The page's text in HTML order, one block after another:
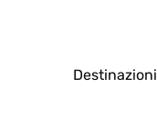
Destinazioni